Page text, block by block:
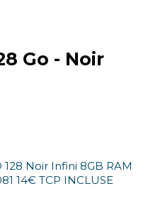
Go - Noir
Noir Infini 8GB RAM
14€ TCP INCLUSE